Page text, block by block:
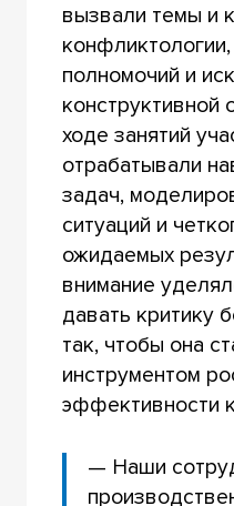
вызвали темы и
полномочий и
конструктивной
ходе занятий
отрабатывали
задач,
ситуаций и
ожидаемых
внимание
давать критику
так, чтобы она
инструментом
эффективности
— Наши